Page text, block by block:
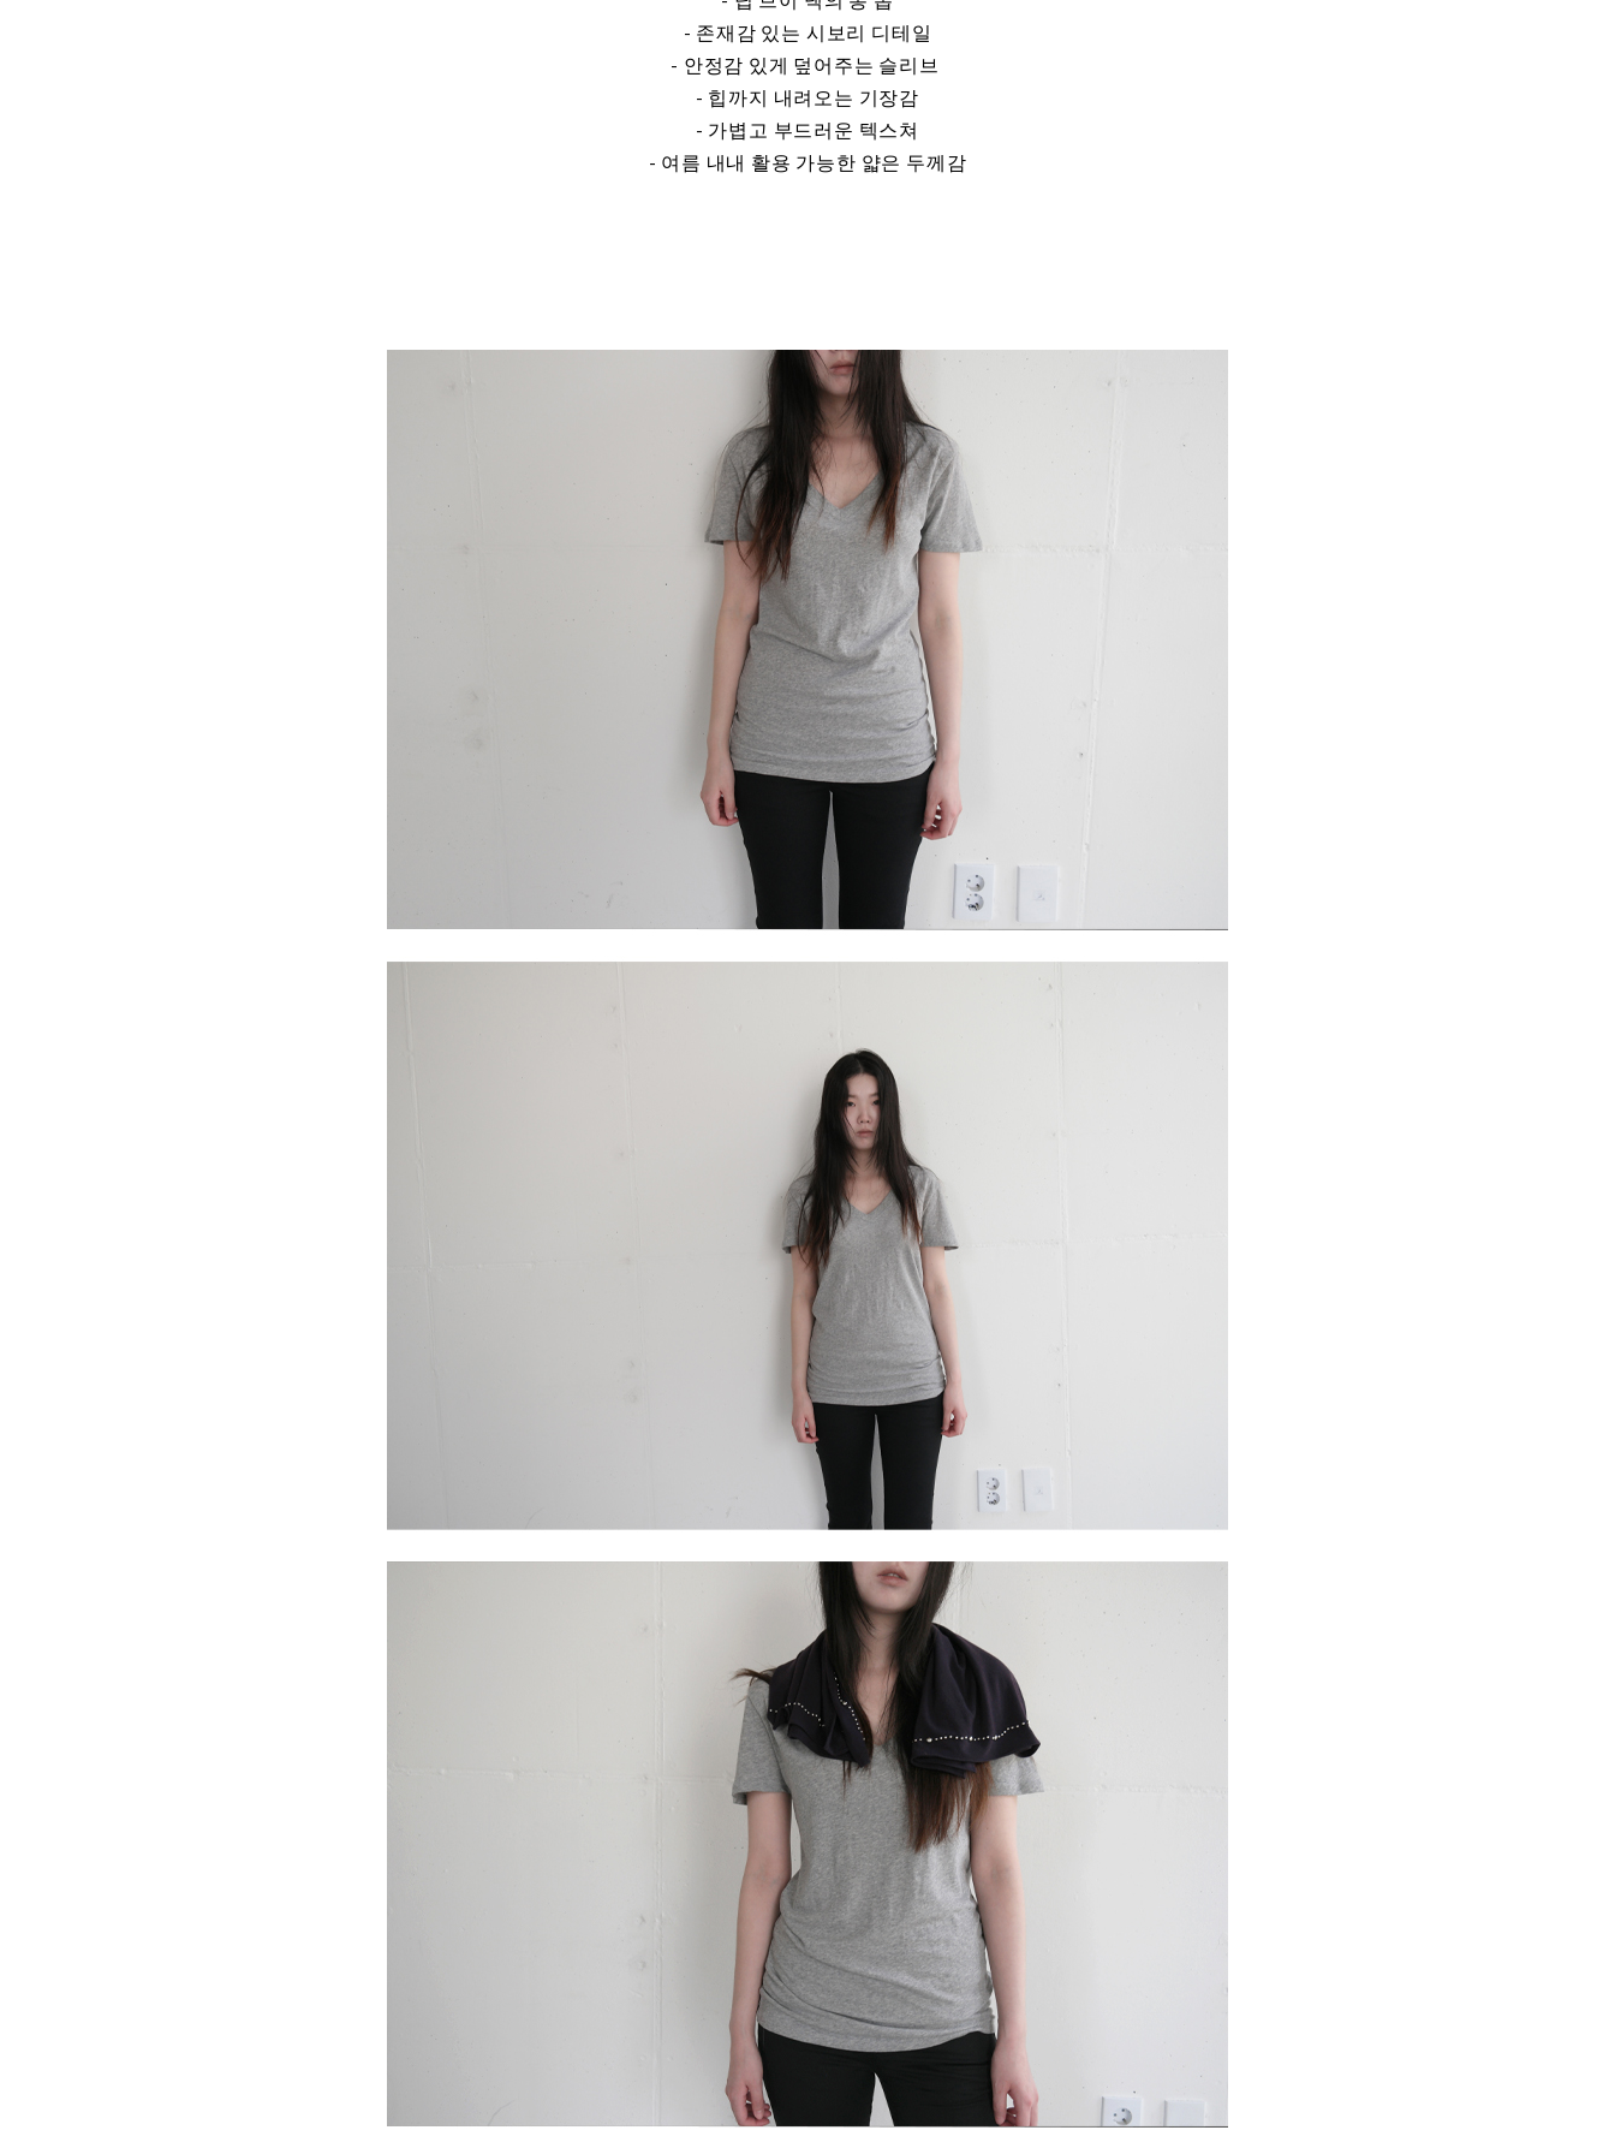
- 존재감 있는 시보리 디테일
- 안정감 있게 덮어주는 슬리브
- 힙까지 내려오는 기장감
- 가볍고 부드러운 텍스쳐
- 여름 내내 활용 가능한 얇은 두께감